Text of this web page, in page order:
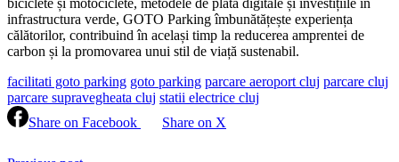
biciclete și motociclete, metodele de plată digitale și investițiile în
infrastructura verde, GOTO Parking îmbunătățește experiența
călătorilor, contribuind în același timp la reducerea amprentei de
carbon și la promovarea unui stil de viață sustenabil.
facilitati goto parking goto parking parcare aeroport cluj parcare cluj
parcare supravegheata cluj statii electrice cluj
Share on Facebook
Share on X